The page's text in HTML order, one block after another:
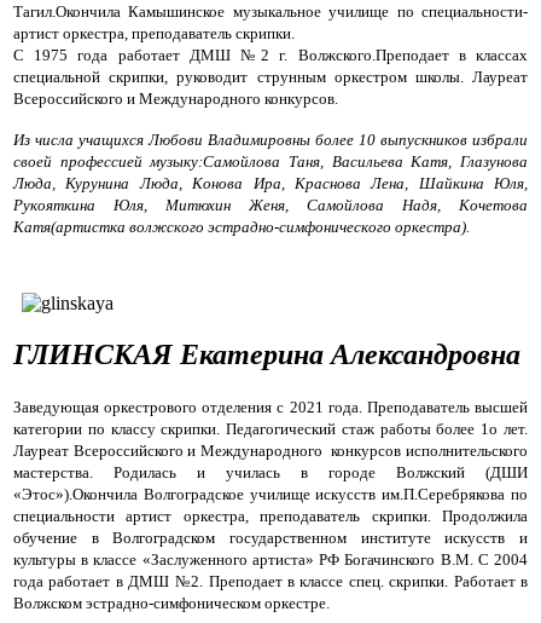
Тагил.Окончила Камышинское музыкальное училище по специальности-
артист оркестра, преподаватель скрипки.
С 1975 года работает ДМШ №2 г. Волжского.Преподает в классах
специальной скрипки, руководит струнным оркестром школы. Лауреат
Всероссийского и Международного конкурсов.
Из числа учащихся Любови Владимировны более 10 выпускников избрали
своей профессией музыку:Самойлова Таня, Васильева Катя, Глазунова
Люда, Курунина Люда, Конова Ира, Краснова Лена, Шайкина Юля,
Рукояткина Юля, Митюхин Женя, Самойлова Надя, Кочетова
Катя(артистка волжского эстрадно-симфонического оркестра).
ГЛИНСКАЯ Екатерина Александровна
Заведующая оркестрового отделения с 2021 года. Преподаватель высшей
категории по классу скрипки.Педагогический стаж работы более 1о лет.
Лауреат Всероссийского и Международного конкурсов исполнительского
мастерства. Родилась и училась в городе Волжский (ДШИ
«Этос»).Окончила Волгоградское училище искусств им.П.Серебрякова по
специальности артист оркестра, преподаватель скрипки. Продолжила
обучение в Волгоградском государственном институте искусств и
культуры в классе «Заслуженного артиста» РФ Богачинского В.М. С 2004
года работает в ДМШ №2. Преподает в классе спец. скрипки. Работает в
Волжском эстрадно-симфоническом оркестре.